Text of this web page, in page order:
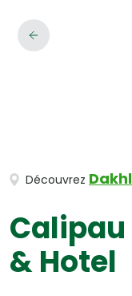
Découvrez
& Hotel